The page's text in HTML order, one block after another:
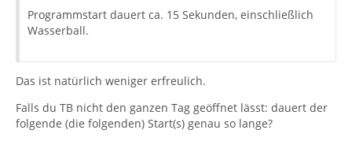
Programmstart dauert ca. 15 Sekunden, einschließlich
Wasserball.
Das ist natürlich weniger erfreulich.
Falls du TB nicht den ganzen Tag geöffnet lässt: dauert der
folgende (die folgenden) Start(s) genau so lange?